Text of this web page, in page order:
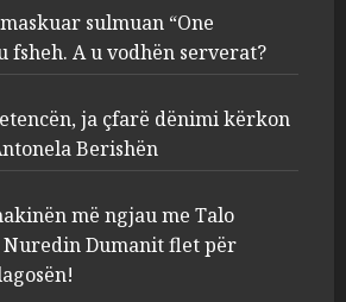
ngjarja u fsheh. A u vodhën
serverat?
MARCH 25, 2025
Prokuroria jep pretencën, ja
çfarë dënimi kërkon për
Berishën
MARCH 25, 2025
sulmuan “One
fsheh. A u vodhën serverat?
ja çfarë dënimi kërkon
Berishën
më ngjau me Talo
Nuredin Dumanit flet për